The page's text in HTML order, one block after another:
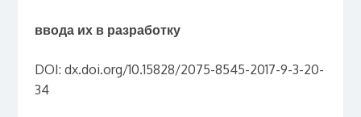
ввода их в разработку
DOI: dx.doi.org/10.15828/2075-8545-2017-9-3-20-
34